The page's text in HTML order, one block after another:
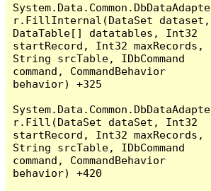
System.Data.Common.DbDataAdapte
r.FillInternal(DataSet dataset,
DataTable[] datatables, Int32
startRecord, Int32 maxRecords,
String srcTable, IDbCommand
command, CommandBehavior
behavior) +325
System.Data.Common.DbDataAdapte
r.Fill(DataSet dataSet, Int32
startRecord, Int32 maxRecords,
String srcTable, IDbCommand
command, CommandBehavior
behavior) +420